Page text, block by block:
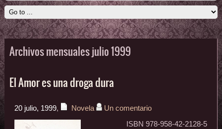
Archivos mensuales julio 1999
El Amor es una droga dura
20 julio, 1999, Novela
Un comentario
ISBN 978-958-42-2128-5